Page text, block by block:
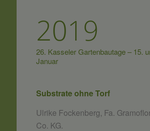
2019
26. Kasseler Gartenbautage – 15.
Januar
Substrate ohne Torf
Ulrike Fockenberg, Fa.
Co. KG.